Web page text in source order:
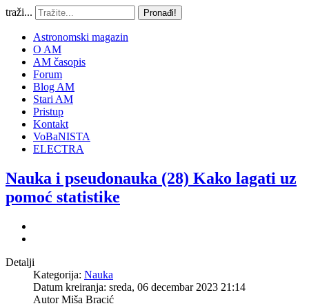
traži... Pronađi!
Astronomski magazin
O AM
AM časopis
Forum
Blog AM
Stari AM
Pristup
Kontakt
VoBaNISTA
ELECTRA
Nauka i pseudonauka (28) Kako lagati uz
pomoć statistike
Detalji
Kategorija: Nauka
Datum kreiranja: sreda, 06 decembar 2023 21:14
AutorMiša Bracić